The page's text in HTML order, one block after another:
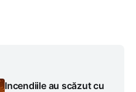
Incendiile au scăzut cu